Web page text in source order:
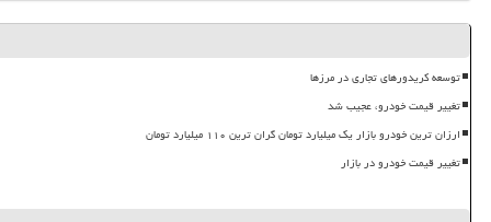
توسعه کریدورهای تجاری در مرزها
تغییر قیمت خودرو، عجیب شد
ارزان ترین خودرو بازار یک میلیارد تومان گران ترین ۱۱۰ میلیارد تومان
تغییر قیمت خودرو در بازار